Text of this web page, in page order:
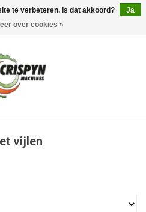
Mijn account / Registreren
vijlen
te verbeteren. Is dat akkoord?
Ja
over cookies »